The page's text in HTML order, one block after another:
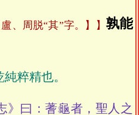
盧、周脱“其”字。】
孰能
粹精也。
》曰：蓍龜者，聖人之